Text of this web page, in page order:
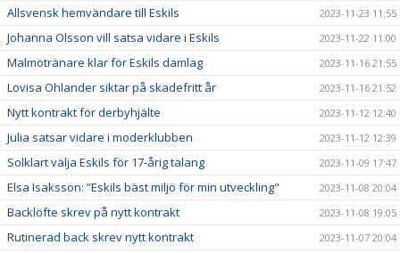
Allsvensk hemvändare till Eskils 2023-11-23 11:55
Johanna Olsson vill satsa vidare i Eskils 2023-11-22 11:00
Malmötränare klar för Eskils damlag 2023-11-16 21:55
Lovisa Ohlander siktar på skadefritt år 2023-11-16 21:52
Nytt kontrakt för derbyhjälte 2023-11-12 12:40
Julia satsar vidare i moderklubben 2023-11-12 12:39
Solklart välja Eskils för 17-årig talang 2023-11-09 17:47
Elsa Isaksson: ”Eskils bäst miljö för min utveckling" 2023-11-08 20:04
Backlöfte skrev på nytt kontrakt 2023-11-08 19:05
Rutinerad back skrev nytt kontrakt 2023-11-07 20:04